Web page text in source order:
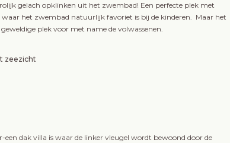
gelach opklinken uit het zwembad! Een perfecte plek met
het zwembad natuurlijk favoriet is bij de kinderen. Maar het
plek voor met name de volwassenen.
zeezicht
een dak villa is waar de linker vleugel wordt bewoond door de